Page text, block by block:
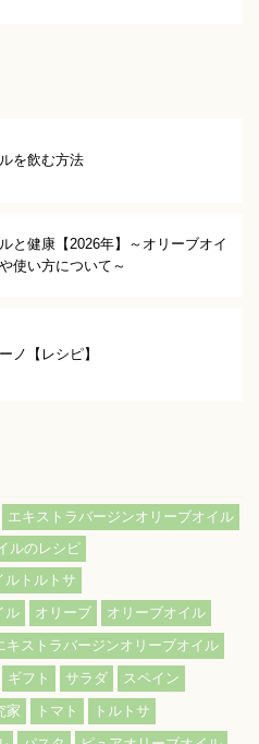
を飲む方法
と健康【2026年】～オリーブオイ
使い方について～
ノ【レシピ】
エキストラバージンオリーブオイル
ルのレシピ
ルトルトサ
ル
オリーブ
オリーブオイル
キストラバージンオリーブオイル
ギフト サラダ
スペイン
家 トマト
トルトサ